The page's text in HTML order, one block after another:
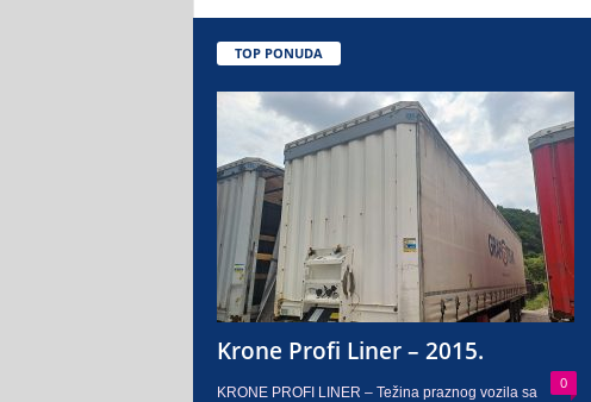
.
a
j
TOP PONUDA
Krone Profi Liner – 2015.
0
KRONE PROFI LINER – Težina praznog vozila sa